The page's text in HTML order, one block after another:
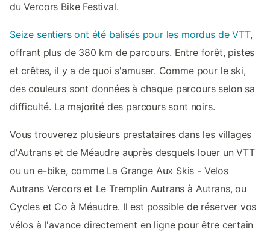
du Vercors Bike Festival.
Seize sentiers ont été balisés pour les mordus de VTT,
offrant plus de 380 km de parcours. Entre forêt, pistes
et crêtes, il y a de quoi s'amuser. Comme pour le ski,
des couleurs sont données à chaque parcours selon sa
difficulté. La majorité des parcours sont noirs.
Vous trouverez plusieurs prestataires dans les villages
d'Autrans et de Méaudre auprès desquels louer un VTT
ou un e-bike, comme La Grange Aux Skis - Velos
Autrans Vercors et Le Tremplin Autrans à Autrans, ou
Cycles et Co à Méaudre. Il est possible de réserver vos
vélos à l'avance directement en ligne pour être certain